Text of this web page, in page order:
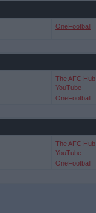
OneFootball
The AFC Hub
YouTube
OneFootball
The AFC Hub
YouTube
OneFootball